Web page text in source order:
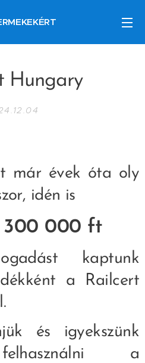
Hungary
már évek óta oly
idén is
300 000 ft
kaptunk
a Railcert
és igyekszünk
a